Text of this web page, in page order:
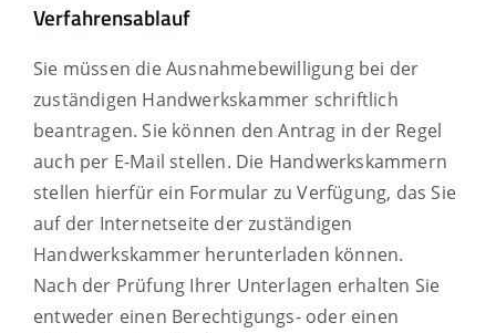
Verfahrensablauf
Sie müssen die Ausnahmebewilligung bei der
zuständigen Handwerkskammer schriftlich
beantragen. Sie können den Antrag in der Regel
auch per E-Mail stellen. Die Handwerkskammern
stellen hierfür ein Formular zu Verfügung, das Sie
auf der Internetseite der zuständigen
Handwerkskammer herunterladen können.
Nach der Prüfung Ihrer Unterlagen erhalten Sie
entweder einen Berechtigungs- oder einen